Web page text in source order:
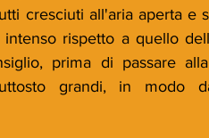
cresciuti all'aria aperta e
rispetto a quello
prima di passare
grandi, in modo